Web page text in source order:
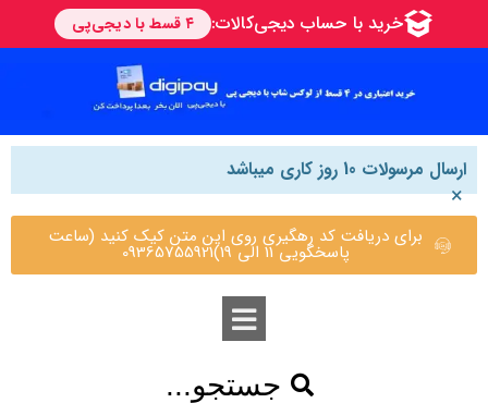
ارسال مرسولات 10 روز کاری میباشد
×
برای دریافت کد رهگیری روی این متن کیک کنید (ساعت
پاسخگویی 11 الی 19)09365755921
جستجو...